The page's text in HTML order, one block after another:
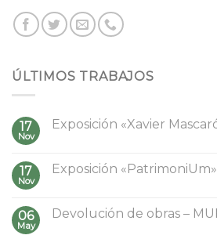
ÚLTIMOS TRABAJOS
17
Nov
Exposición «Xavier
17
Nov
Exposición «PatrimoniUm»
06
May
Devolución de obras –